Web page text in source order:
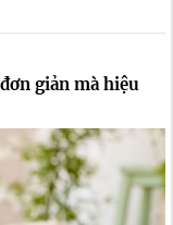
giản mà hiệu